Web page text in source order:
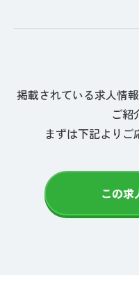
掲載されている求人情
ご紹
まずは下記よりご
この求